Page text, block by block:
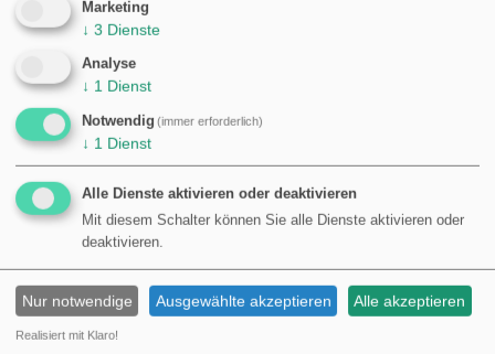
Installationen mit diesem Abstand zwischen Erdungspunkten ergibt.
Material: Kupfer, zinnbeschichtete (verstinnte) Ringösen
Länge (Lochabstand): 500 mm
Stellen Sie sicher, dass die Flächen, an denen die Enden befestigt
werden, sauber und frei von Farbe/Korrosion sind, um den
bestmöglichen elektrischen Kontakt zu erreichen.
Führen Sie das Anziehen der Bolzen/Schrauben mit dem empfohlenen
Marketing
↓ 3 Dienste
Analyse
↓ 1 Dienst
Notwendig (immer erforderlich)
↓ 1 Dienst
Alle Dienste aktivieren oder deaktivieren
Mit diesem Schalter können Sie alle Dienste aktivieren oder
deaktivieren.
Nur notwendige Ausgewählte akzeptieren Alle akzeptieren
Realisiert mit Klaro!